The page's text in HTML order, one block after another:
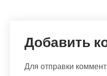
Добавить
Для отправки